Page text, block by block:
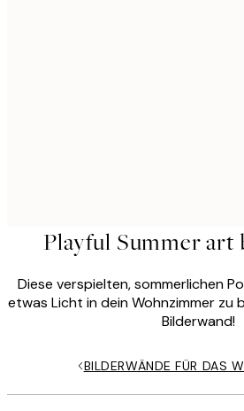
Playful Summer
Diese verspielten, sommerlichen
etwas Licht in dein Wohnzimmer zu
Bilderwand!
BILDERWÄNDE FÜR DAS